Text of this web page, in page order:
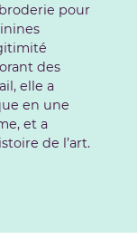
pour
des
elle a
en une
et a
de l’art.